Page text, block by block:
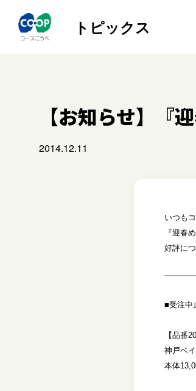
トピックス
【お知らせ】『
2014.12.11
いつも
『迎春
好評に
■受注中
【品番
神戸ベ
本体